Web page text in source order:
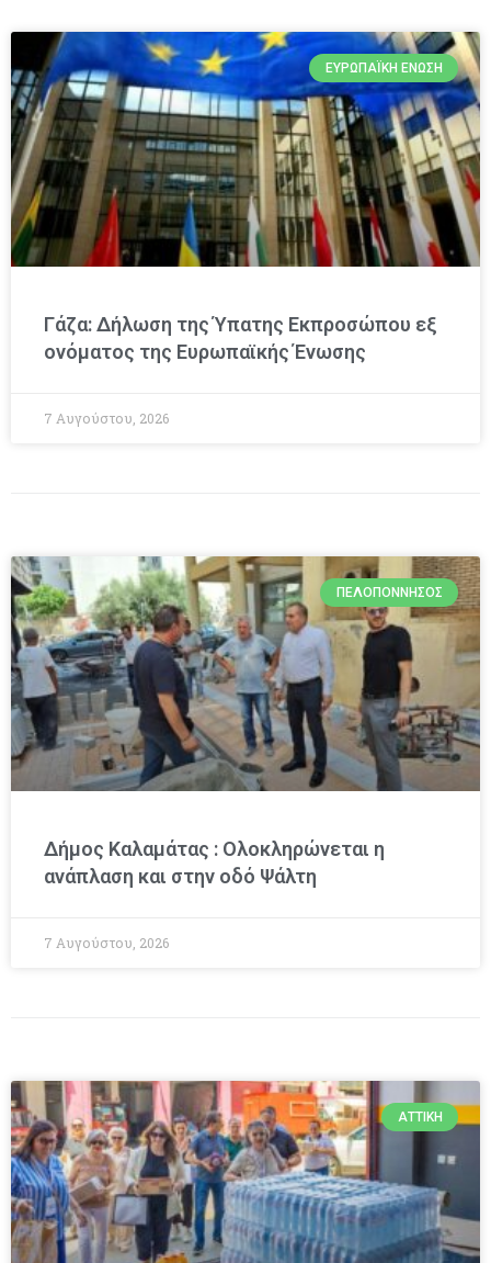
ΕΥΡΩΠΑΪΚΉ ΈΝΩΣΗ
Γάζα: Δήλωση της Ύπατης Εκπροσώπου εξ
ονόματος της Ευρωπαϊκής Ένωσης
7 Αυγούστου, 2026
ΠΕΛΟΠΌΝΝΗΣΟΣ
Δήμος Καλαμάτας : Ολοκληρώνεται η
ανάπλαση και στην οδό Ψάλτη
7 Αυγούστου, 2026
ΑΤΤΙΚΉ